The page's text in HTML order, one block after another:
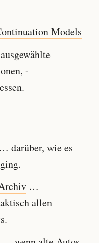
Models
-
darüber, wie es
…
allen